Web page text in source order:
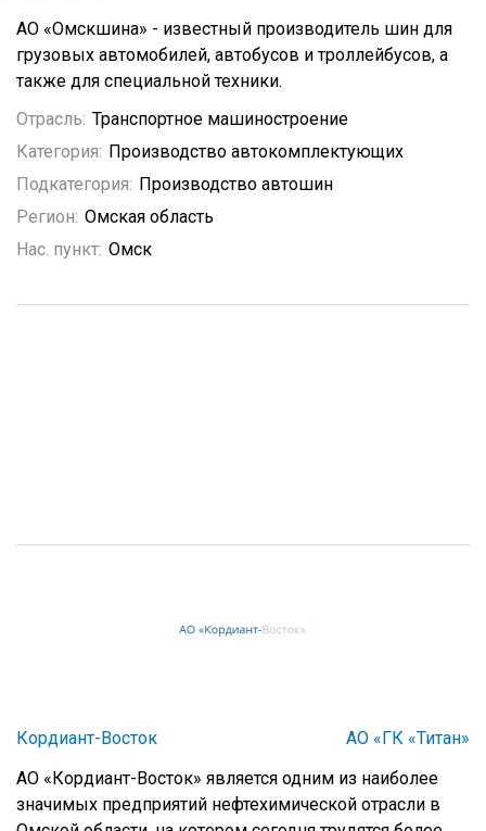
АО «Омскшина» - известный производитель шин для
грузовых автомобилей, автобусов и троллейбусов, а
также для специальной техники.
Отрасль: Транспортное машиностроение
Категория: Производство автокомплектующих
Подкатегория: Производство автошин
Регион: Омская область
Нас. пункт: Омск
Кордиант-Восток
АО «ГК «Титан»
АО «Кордиант-Восток» является одним из наиболее
значимых предприятий нефтехимической отрасли в